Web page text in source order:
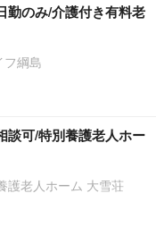
勤のみ/介護付き有料老
綱島
談可/特別養護老人ホー
護老人ホーム 大雪荘